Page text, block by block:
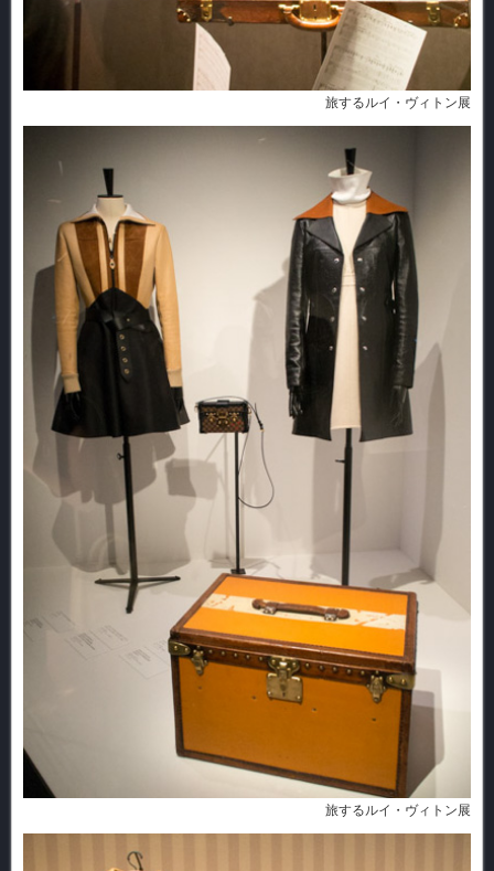
旅するルイ・ヴィトン展
旅するルイ・ヴィトン展